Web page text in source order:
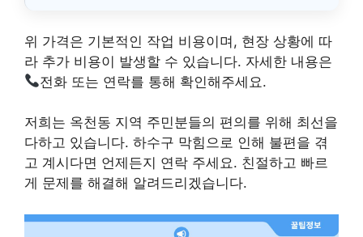
위 가격은 기본적인 작업 비용이며, 현장 상황에 따
라 추가 비용이 발생할 수 있습니다. 자세한 내용은
전화 또는 연락를 통해 확인해주세요.
저희는 옥천동 지역 주민분들의 편의를 위해 최선을
다하고 있습니다. 하수구 막힘으로 인해 불편을 겪
고 계시다면 언제든지 연락 주세요. 친절하고 빠르
게 문제를 해결해 알려드리겠습니다.